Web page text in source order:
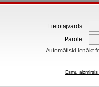
Lietotājvārds:
Parole:
Automātiski ienākt
Esmu